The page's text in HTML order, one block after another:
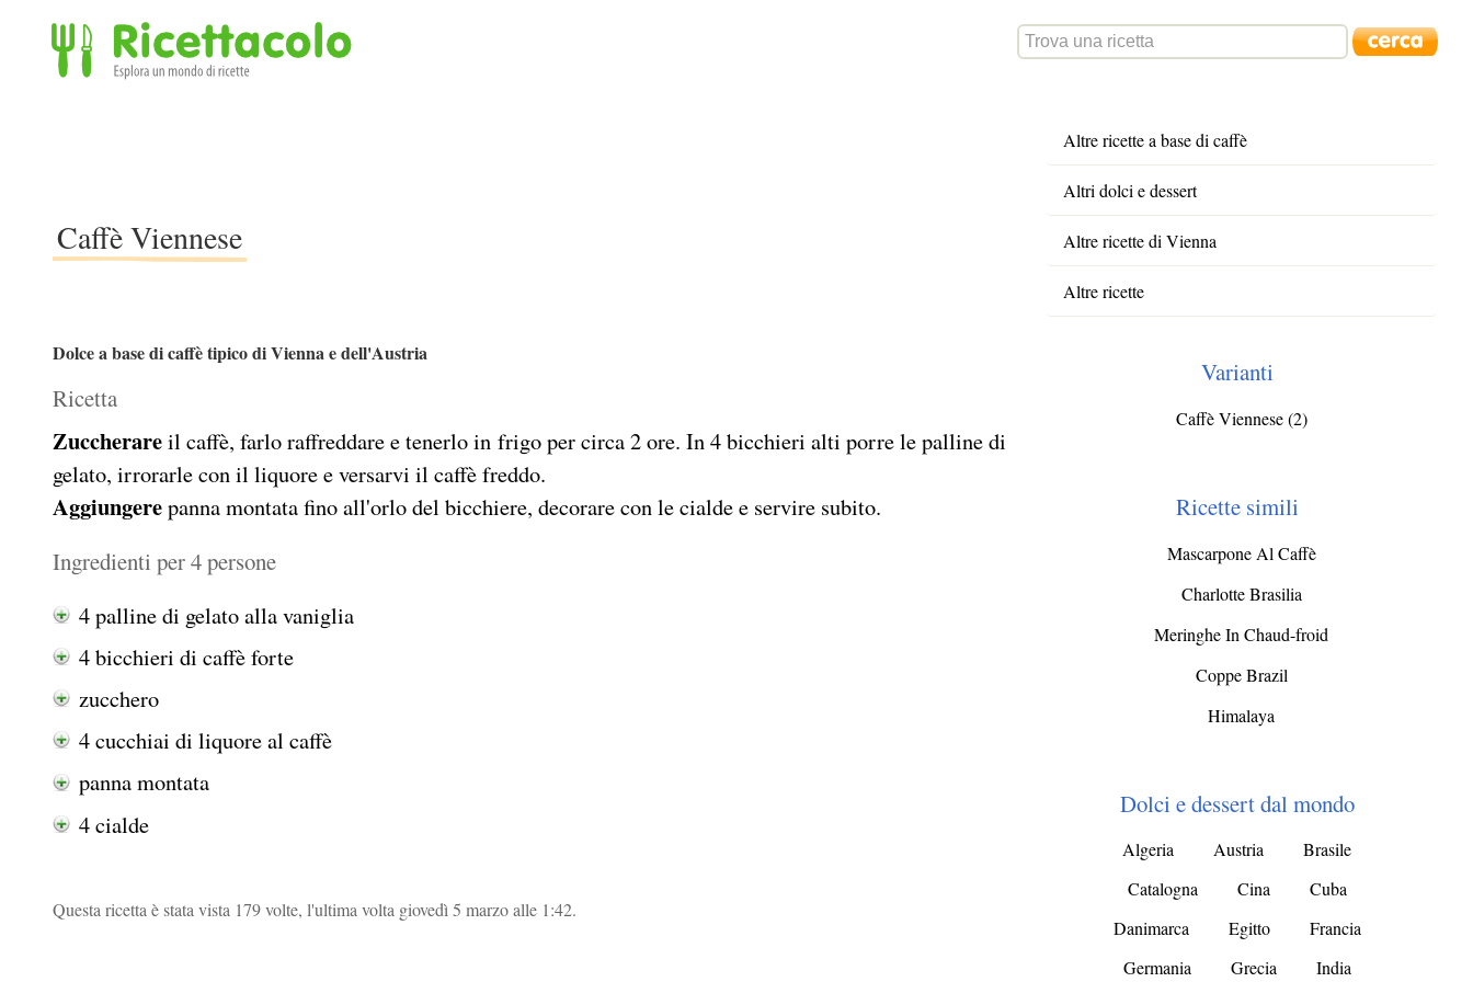
Caffè Viennese
Dolce a base di caffè tipico di Vienna e dell'Austria
Ricetta
Zuccherareil caffè, farlo raffreddare e tenerlo in frigo per circa 2 ore. In 4 bicchieri alti porre le palline di
gelato, irrorarle con il liquore e versarvi il caffè freddo.
Aggiungerepanna montata fino all'orlo del bicchiere, decorare con le cialde e servire subito.
Ingredienti per 4 persone
4 palline di gelato alla vaniglia
4 bicchieri di caffè forte
zucchero
4 cucchiai di liquore al caffè
panna montata
4 cialde
Questa ricetta è stata vista 179 volte, l'ultima volta giovedì 5 marzo alle 1:42.
Altre ricette a base di caffè
Altri dolci e dessert
Altre ricette di Vienna
Altre ricette
Varianti
Caffè Viennese (2)
Ricette simili
Mascarpone Al Caffè
Charlotte Brasilia
Meringhe In Chaud-froid
Coppe Brazil
Himalaya
Dolci e dessert dal mondo
Algeria Austria
Brasile
Catalogna
Cina
Cuba
Danimarca
Egitto
Francia
Germania
Grecia India